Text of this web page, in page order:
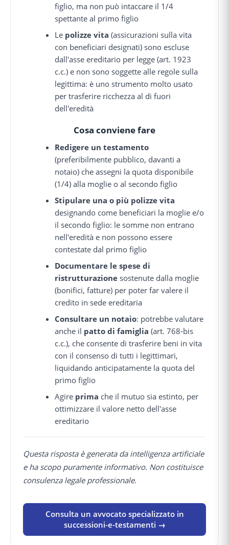
figlio, ma non può intaccare il 1/4
spettante al primo figlio
Le polizze vita (assicurazioni sulla vita
con beneficiari designati) sono escluse
dall'asse ereditario per legge (art. 1923
c.c.) e non sono soggette alle regole sulla
legittima: è uno strumento molto usato
per trasferire ricchezza al di fuori
dell'eredità
Cosa conviene fare
Redigere un testamento
(preferibilmente pubblico, davanti a
notaio) che assegni la quota disponibile
(1/4) alla moglie o al secondo figlio
Stipulare una o più polizze vita
designando come beneficiari la moglie e/o
il secondo figlio: le somme non entrano
nell'eredità e non possono essere
contestate dal primo figlio
Documentare le spese di
ristrutturazione sostenute dalla moglie
(bonifici, fatture) per poter far valere il
credito in sede ereditaria
Consultare un notaio: potrebbe valutare
anche il patto di famiglia (art. 768-bis
c.c.), che consente di trasferire beni in vita
con il consenso di tutti i legittimari,
liquidando anticipatamente la quota del
primo figlio
Agire prima che il mutuo sia estinto, per
ottimizzare il valore netto dell'asse
ereditario
Questa risposta è generata da intelligenza artificiale
e ha scopo puramente informativo. Non costituisce
consulenza legale professionale.
Consulta un avvocato specializzato in
successioni-e-testamenti →